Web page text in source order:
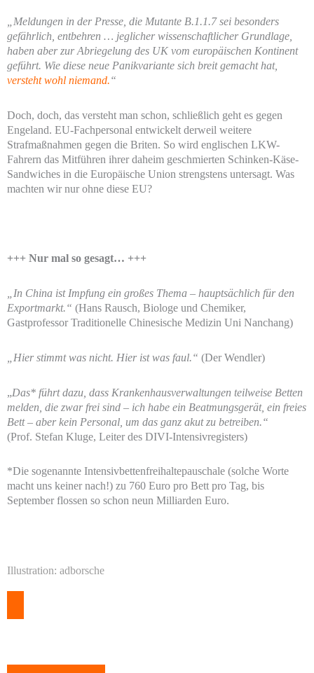
„Meldungen in der Presse, die Mutante B.1.1.7 sei besonders
gefährlich, entbehren … jeglicher wissenschaftlicher Grundlage,
haben aber zur Abriegelung des UK vom europäischen Kontinent
geführt. Wie diese neue Panikvariante sich breit gemacht hat,
versteht wohl niemand.“
Doch, doch, das versteht man schon, schließlich geht es gegen
Engeland. EU-Fachpersonal entwickelt derweil weitere
Strafmaßnahmen gegen die Briten. So wird englischen LKW-
Fahrern das Mitführen ihrer daheim geschmierten Schinken-Käse-
Sandwiches in die Europäische Union strengstens untersagt. Was
machten wir nur ohne diese EU?
+++ Nur mal so gesagt… +++
„In China ist Impfung ein großes Thema – hauptsächlich für den
Exportmarkt.“ (Hans Rausch, Biologe und Chemiker,
Gastprofessor Traditionelle Chinesische Medizin Uni Nanchang)
„Hier stimmt was nicht. Hier ist was faul.“ (Der Wendler)
„Das* führt dazu, dass Krankenhausverwaltungen teilweise Betten
melden, die zwar frei sind – ich habe ein Beatmungsgerät, ein freies
Bett – aber kein Personal, um das ganz akut zu betreiben.“
(Prof. Stefan Kluge, Leiter des DIVI-Intensivregisters)
*Die sogenannte Intensivbettenfreihaltepauschale (solche Worte
macht uns keiner nach!) zu 760 Euro pro Bett pro Tag, bis
September flossen so schon neun Milliarden Euro.
Illustration: adborsche